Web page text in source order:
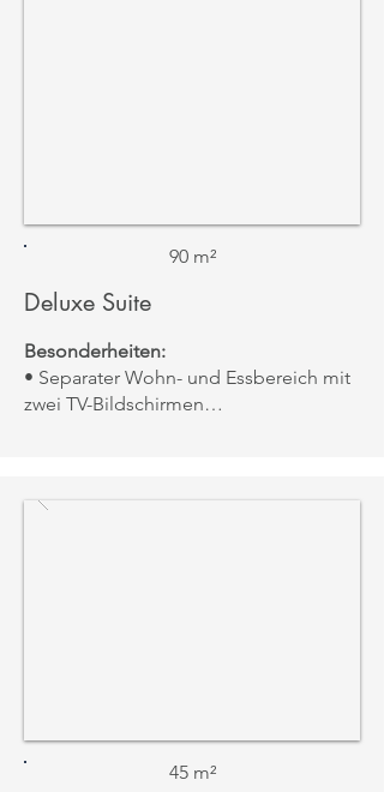
90 m²
Deluxe Suite
Besonderheiten:
• Separater Wohn- und Essbereich mit
zwei TV-Bildschirmen
möglich
45 m²